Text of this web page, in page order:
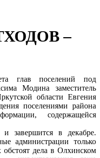
–
глав поселений под
Модина заместитель
области Евгения
поселениями района
содержащейся
завершится в декабре.
администрации только
дела в Олхинском